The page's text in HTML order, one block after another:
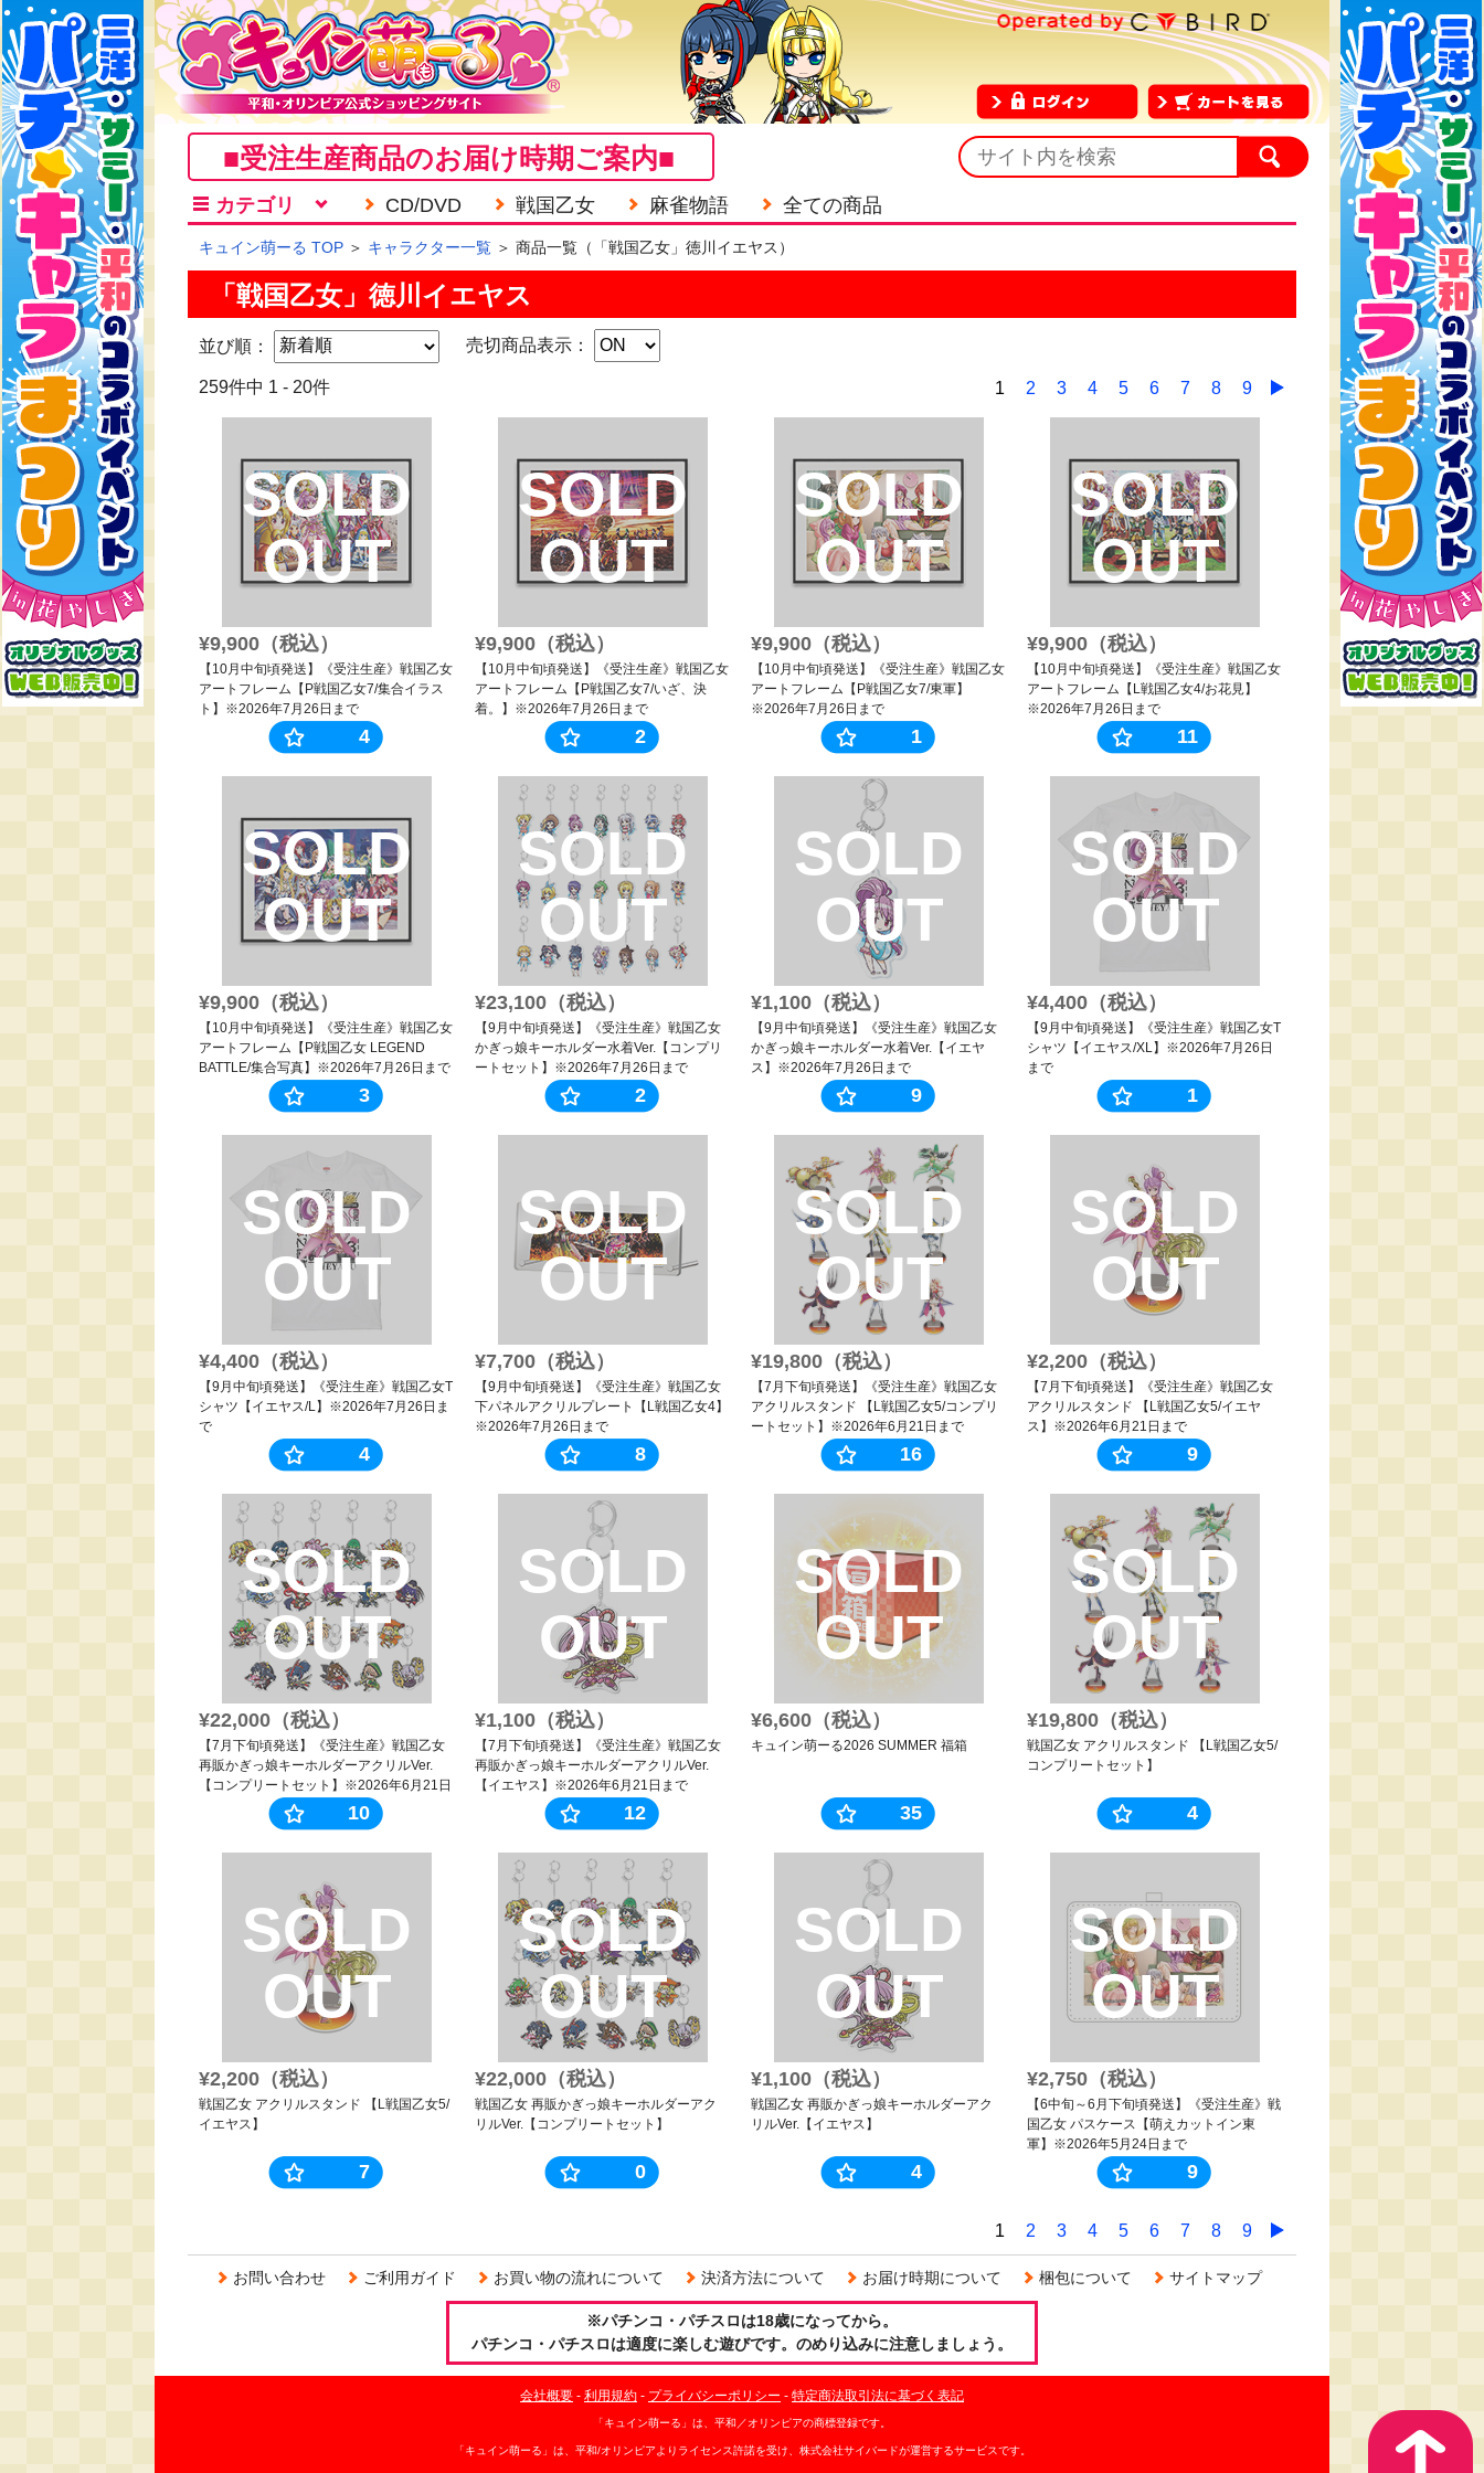
■受注生産商品のお届け時期ご案内■
カテゴリ CD/DVD 戦国乙女 麻雀物語 全ての商品
キュイン萌ーる TOP ＞ キャラクター一覧 ＞ 商品一覧（「戦国乙女」徳川イエヤス）
「戦国乙女」徳川イエヤス
並び順： 売切商品表示：
259件中 1 - 20件 1 2 3 4 5 6 7 8 9
SOLD
OUT
¥9,900（税込）
【10月中旬頃発送】《受注生産》戦国乙女
アートフレーム【P戦国乙女7/集合イラス
ト】※2026年7月26日まで
4
SOLD
OUT
¥9,900（税込）
【10月中旬頃発送】《受注生産》戦国乙女
アートフレーム【P戦国乙女7/いざ、決
着。】※2026年7月26日まで
2
SOLD
OUT
¥9,900（税込）
【10月中旬頃発送】《受注生産》戦国乙女
アートフレーム【P戦国乙女7/東軍】
※2026年7月26日まで
1
SOLD
OUT
¥9,900（税込）
【10月中旬頃発送】《受注生産》戦国乙女
アートフレーム【L戦国乙女4/お花見】
※2026年7月26日まで
11
SOLD
OUT
¥9,900（税込）
【10月中旬頃発送】《受注生産》戦国乙女
アートフレーム【P戦国乙女 LEGEND
BATTLE/集合写真】※2026年7月26日まで
3
SOLD
OUT
¥23,100（税込）
【9月中旬頃発送】《受注生産》戦国乙女
かぎっ娘キーホルダー水着Ver.【コンプリ
ートセット】※2026年7月26日まで
2
SOLD
OUT
¥1,100（税込）
【9月中旬頃発送】《受注生産》戦国乙女
かぎっ娘キーホルダー水着Ver.【イエヤ
ス】※2026年7月26日まで
9
SOLD
OUT
¥4,400（税込）
【9月中旬頃発送】《受注生産》戦国乙女T
シャツ【イエヤス/XL】※2026年7月26日
まで
1
SOLD
OUT
¥4,400（税込）
【9月中旬頃発送】《受注生産》戦国乙女T
シャツ【イエヤス/L】※2026年7月26日ま
で
4
SOLD
OUT
¥7,700（税込）
【9月中旬頃発送】《受注生産》戦国乙女
下パネルアクリルプレート【L戦国乙女4】
※2026年7月26日まで
8
SOLD
OUT
¥19,800（税込）
【7月下旬頃発送】《受注生産》戦国乙女
アクリルスタンド 【L戦国乙女5/コンプリ
ートセット】※2026年6月21日まで
16
SOLD
OUT
¥2,200（税込）
【7月下旬頃発送】《受注生産》戦国乙女
アクリルスタンド 【L戦国乙女5/イエヤ
ス】※2026年6月21日まで
9
SOLD
OUT
¥22,000（税込）
【7月下旬頃発送】《受注生産》戦国乙女
再販かぎっ娘キーホルダーアクリルVer.
【コンプリートセット】※2026年6月21日
10
SOLD
OUT
¥1,100（税込）
【7月下旬頃発送】《受注生産》戦国乙女
再販かぎっ娘キーホルダーアクリルVer.
【イエヤス】※2026年6月21日まで
12
SOLD
OUT
¥6,600（税込）
キュイン萌ーる2026 SUMMER 福箱
35
SOLD
OUT
¥19,800（税込）
戦国乙女 アクリルスタンド 【L戦国乙女5/
コンプリートセット】
4
SOLD
OUT
¥2,200（税込）
戦国乙女 アクリルスタンド 【L戦国乙女5/
イエヤス】
7
SOLD
OUT
¥22,000（税込）
戦国乙女 再販かぎっ娘キーホルダーアク
リルVer.【コンプリートセット】
0
SOLD
OUT
¥1,100（税込）
戦国乙女 再販かぎっ娘キーホルダーアク
リルVer.【イエヤス】
4
SOLD
OUT
¥2,750（税込）
【6中旬～6月下旬頃発送】《受注生産》戦
国乙女 パスケース【萌えカットイン東
軍】※2026年5月24日まで
9
1 2 3 4 5 6 7 8 9
お問い合わせ ご利用ガイド お買い物の流れについて 決済方法について お届け時期について 梱包について サイトマップ
※パチンコ・パチスロは18歳になってから。
パチンコ・パチスロは適度に楽しむ遊びです。のめり込みに注意しましょう。
会社概要 - 利用規約 - プライバシーポリシー - 特定商法取引法に基づく表記
「キュイン萌ーる」は、平和／オリンピアの商標登録です。
「キュイン萌ーる」は、平和/オリンピアよりライセンス許諾を受け、株式会社サイバードが運営するサービスです。